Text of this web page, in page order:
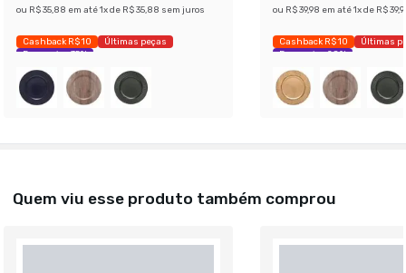
ou R$ 35,88 em até 1x de R$ 35,88 sem juros
Cashback R$ 10
Últimas peças
Economize 35%
ou R$ 39,98 em até 1x de R$
Cashback R$ 10
Últimas
Economize 28%
Quem viu esse produto também comprou